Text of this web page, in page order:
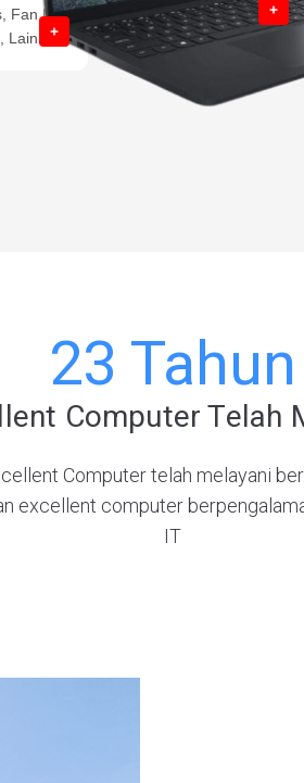
Fan Mati,
23 Tahun
Computer Telah
Computer telah melayani
excellent computer
IT